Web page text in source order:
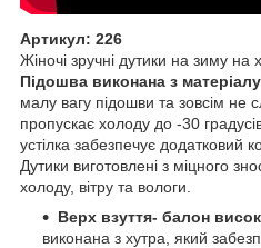
Артикул: 226
Жіночі зручні дутики на зиму на
Підошва виконана з
малу вагу підошви та зовсім не
пропускає холоду до -30
устілка забезпечує додатковий
Дутики виготовлені з міцного
холоду, вітру та вологи.
Верх взуття- балон
виконана з хутра, який